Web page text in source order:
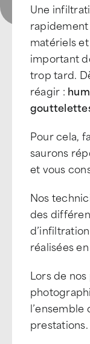
Une
matériels
important
trop tard.
réagir :
Pour cela,
saurons
et vous
Nos
des
réalisées
Lors de
l’ensemble
prestations.